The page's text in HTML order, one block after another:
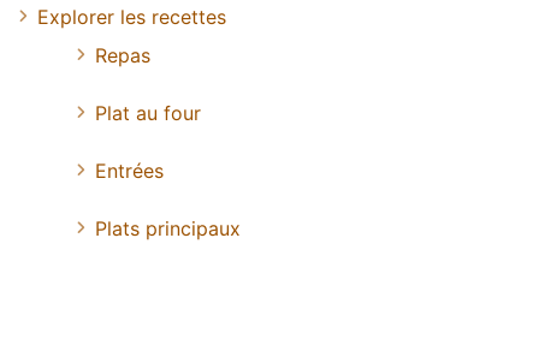
Explorer les recettes
Repas
Plat au four
Entrées
Plats principaux